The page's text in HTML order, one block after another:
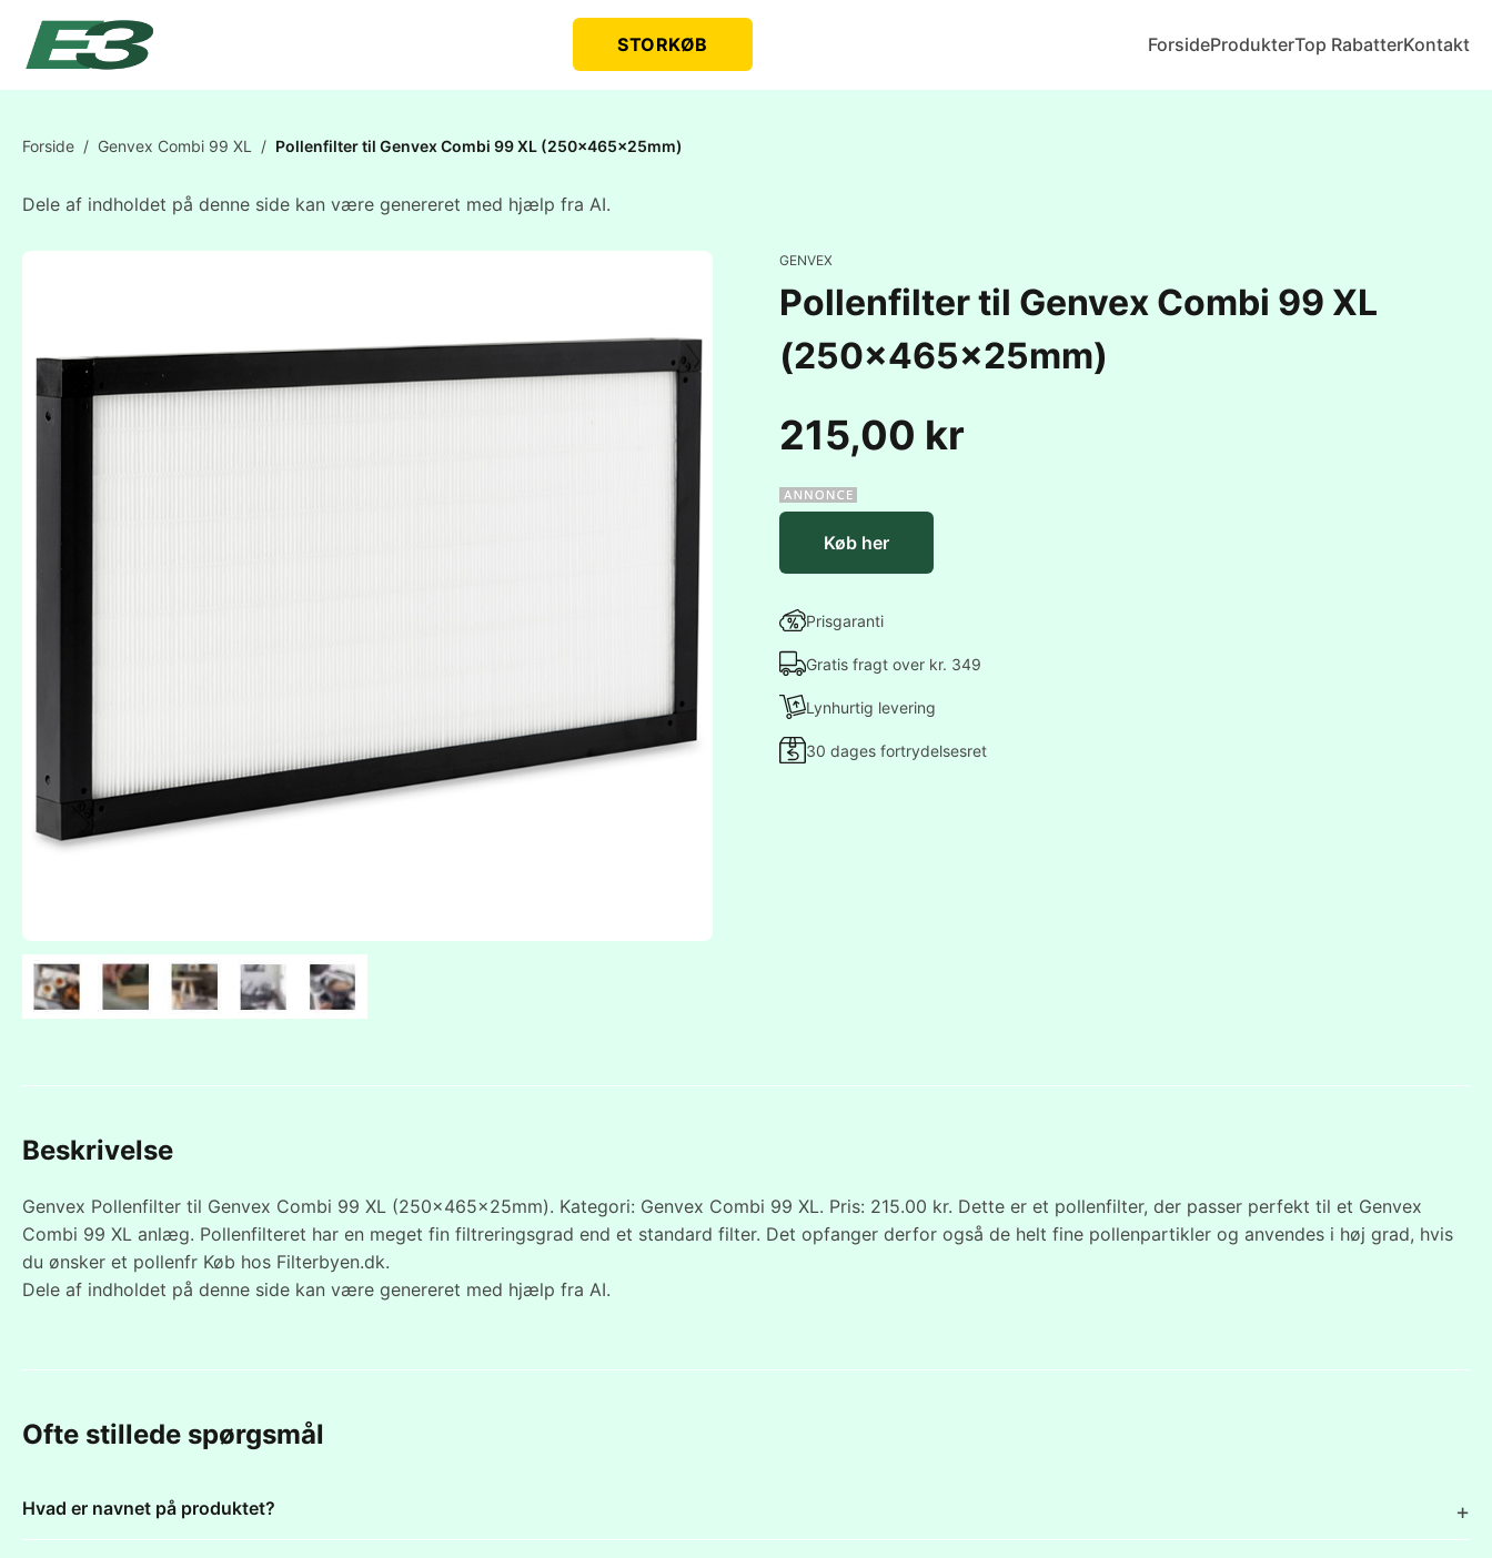
STORKØB ForsideProdukterTop RabatterKontakt
Forside / Genvex Combi 99 XL / Pollenfilter til Genvex Combi 99 XL (250x465x25mm)
Dele af indholdet på denne side kan være genereret med hjælp fra AI.
GENVEX
Pollenfilter til Genvex Combi 99 XL
(250x465x25mm)
215,00 kr
Køb her
Prisgaranti
Gratis fragt over kr. 349
Lynhurtig levering
30 dages fortrydelsesret
Beskrivelse
Genvex Pollenfilter til Genvex Combi 99 XL (250x465x25mm). Kategori: Genvex Combi 99 XL. Pris: 215.00 kr. Dette er et pollenfilter, der passer perfekt til et Genvex
Combi 99 XL anlæg. Pollenfilteret har en meget fin filtreringsgrad end et standard filter. Det opfanger derfor også de helt fine pollenpartikler og anvendes i høj grad, hvis
du ønsker et pollenfr Køb hos Filterbyen.dk.
Dele af indholdet på denne side kan være genereret med hjælp fra AI.
Ofte stillede spørgsmål
Hvad er navnet på produktet?